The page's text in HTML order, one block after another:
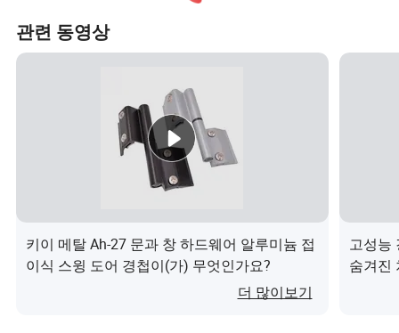
관련 동영상
키이 메탈 Ah-27 문과 창 하드웨어 알루미늄 접
이식 스윙 도어 경첩이(가) 무엇인가요?
더 많이보기
고성능
숨겨진